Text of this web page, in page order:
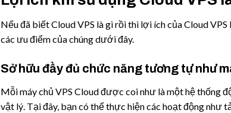
Nếu đã biết Cloud VPS là gì rồi thì lợi ích của Cloud
các ưu điểm của chúng dưới đây.
Sở hữu đầy đủ chức năng tương tự như
Mỗi máy chủ VPS Cloud được coi như là một hệ thống
vật lý. Tại đây, bạn có thể thực hiện các hoạt động như